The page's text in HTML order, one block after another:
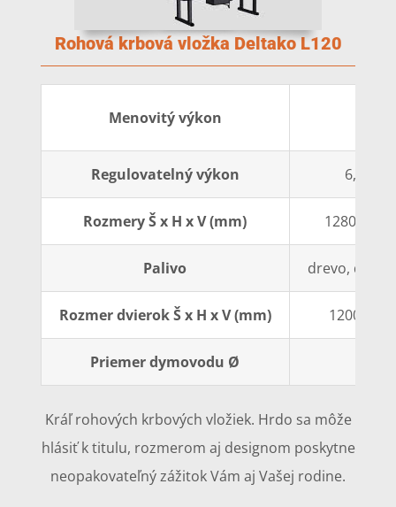
Rohová krbová vložka Deltako L120
Menovitý výkon
Regulovatelný výkon 6,1-
Rozmery Š x H x V (mm) 1280 x
Palivo drevo,
Rozmer dvierok Š x H x V (mm) 1200 x
Priemer dymovodu Ø
Kráľ rohových krbových vložiek. Hrdo sa môže
hlásiť k titulu, rozmerom aj designom poskytne
neopakovateľný zážitok Vám aj Vašej rodine.